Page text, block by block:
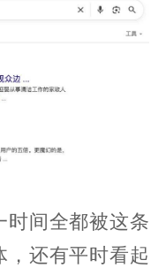
时间全都被这条
，还有平时看起